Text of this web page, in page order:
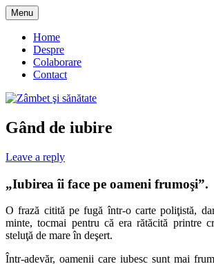
Skip
to
content
Zâmbet şi sănătate
Menu
Home
Despre
Colaborare
Contact
Gând de iubire
Leave a reply
„Iubirea îi face pe oameni frumoşi”.
O frază citită pe fugă într-o carte poliţistă,
minte, tocmai pentru că era rătăcită printre
steluţă de mare în deşert.
Într-adevăr, oamenii care iubesc sunt mai